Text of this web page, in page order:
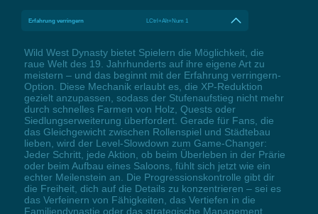
Erfahrung verringern LCtrl+Alt+Num 1
Wild West Dynasty bietet Spielern die Möglichkeit, die
raue Welt des 19. Jahrhunderts auf ihre eigene Art zu
meistern – und das beginnt mit der Erfahrung verringern-
Option. Diese Mechanik erlaubt es, die XP-Reduktion
gezielt anzupassen, sodass der Stufenaufstieg nicht mehr
durch schnelles Farmen von Holz, Quests oder
Siedlungserweiterung überfordert. Gerade für Fans, die
das Gleichgewicht zwischen Rollenspiel und Städtebau
lieben, wird der Level-Slowdown zum Game-Changer:
Jeder Schritt, jede Aktion, ob beim Überleben in der Prärie
oder beim Aufbau eines Saloons, fühlt sich jetzt wie ein
echter Meilenstein an. Die Progressionskontrolle gibt dir
die Freiheit, dich auf die Details zu konzentrieren – sei es
das Verfeinern von Fähigkeiten, das Vertiefen in die
Familiendynastie oder das strategische Management